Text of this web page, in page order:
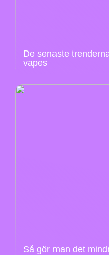
De senaste
vapes
Så gör man det